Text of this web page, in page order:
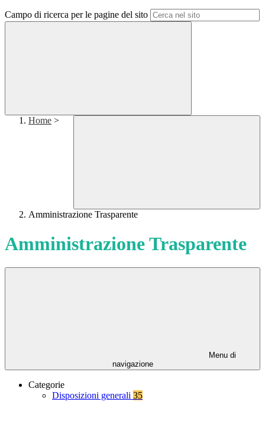
Campo di ricerca per le pagine del sito
Home >
Amministrazione Trasparente
Amministrazione Trasparente
Menu di
navigazione
Categorie
Disposizioni generali 35